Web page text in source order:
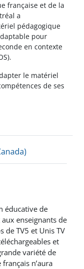
française et de la
a
pédagogique
pour
en contexte
le matériel
de ses
éducative de
enseignants de
de TV5 et Unis TV
et
variété de
n’aura